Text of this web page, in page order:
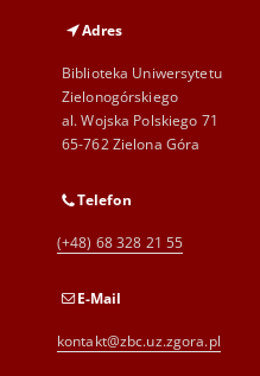
Adres
Biblioteka Uniwersytetu
Zielonogórskiego
al. Wojska Polskiego 71
65-762 Zielona Góra
Telefon
(+48) 68 328 21 55
E-Mail
kontakt@zbc.uz.zgora.pl